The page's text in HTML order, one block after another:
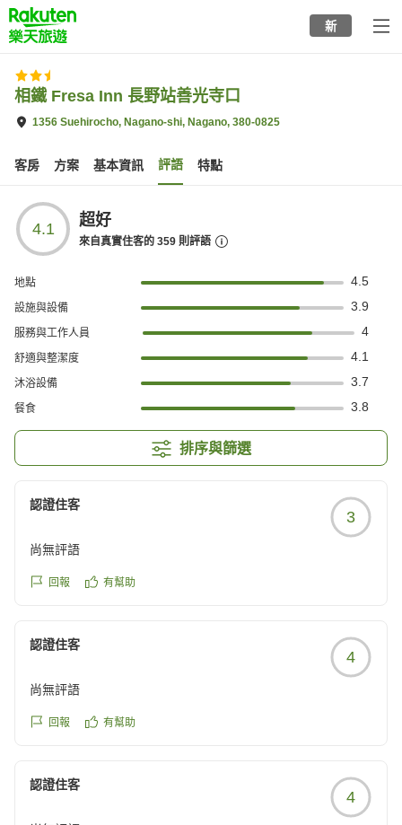
to
top
page
新
相鐵 Fresa Inn 長野站善光寺口
1356 Suehirocho, Nagano-shi, Nagano, 380-0825
客房 方案 基本資訊 評語 特點
4.1 超好
來自真實住客的 359 則評語
地點 4.5
設施與設備 3.9
服務與工作人員 4
舒適與整潔度 4.1
沐浴設備 3.7
餐食 3.8
排序與篩選
認證住客
3
尚無評語
回報 有幫助
認證住客
4
尚無評語
回報 有幫助
認證住客
4